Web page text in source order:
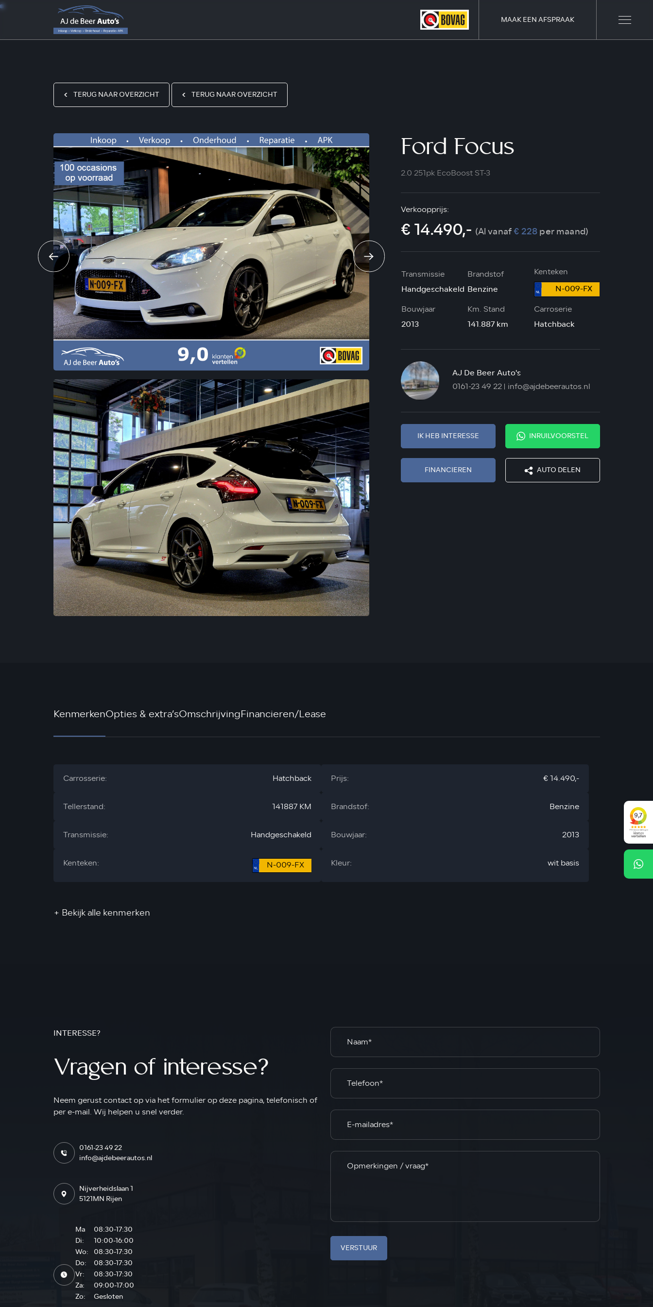
MAAK EEN AFSPRAAK
TERUG NAAR OVERZICHT TERUG NAAR OVERZICHT
Ford Focus
2.0 251pk EcoBoost ST-3
Verkoopprijs:
€ 14.490,- (Al vanaf€ 228per maand)
Transmissie
Handgeschakeld
Brandstof
Benzine
Kenteken
N-009-FX
Bouwjaar
2013
Km. Stand
141.887 km
Carroserie
Hatchback
AJ De Beer Auto's
0161-23 49 22 info@ajdebeerautos.nl
IK HEB INTERESSE INRUILVOORSTEL
FINANCIEREN AUTO DELEN
KenmerkenOpties & extra’sOmschrijvingFinancieren/Lease
Carrosserie: Hatchback Prijs: € 14.490,-
Tellerstand: 141887 KM Brandstof: Benzine
Transmissie: Handgeschakeld Bouwjaar: 2013
Kenteken: N-009-FX Kleur: wit basis
+ Bekijk alle kenmerken
INTERESSE?
Vragen of interesse?
Neem gerust contact op via het formulier op deze pagina, telefonisch of
per e-mail. Wij helpen u snel verder.
0161-23 49 22
info@ajdebeerautos.nl
Nijverheidslaan 1
5121MN Rijen
Ma
08:30-17:30
Di:
10:00-16:00
Wo:
08:30-17:30
Do:
08:30-17:30
Vr:
08:30-17:30
Za:
09:00-17:00
Zo:
Gesloten
VERSTUUR